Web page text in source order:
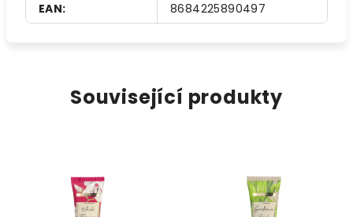
EAN: 8684225890497
Související produkty